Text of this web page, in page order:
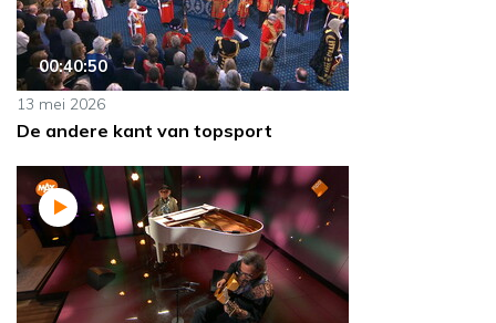
00:40:50
13 mei 2026
De andere kant van topsport